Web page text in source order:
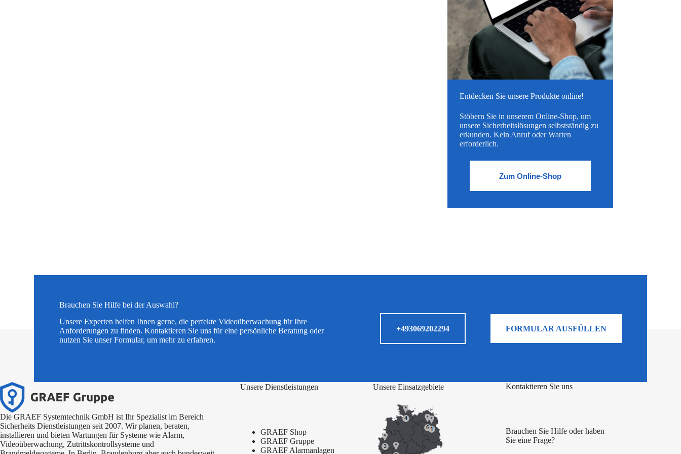
Entdecken Sie unsere Produkte online!
Stöbern Sie in unserem Online-Shop, um
unsere Sicherheitslösungen selbstständig zu
erkunden. Kein Anruf oder Warten
erforderlich.
Zum Online-Shop
Brauchen Sie Hilfe bei der Auswahl?
Unsere Experten helfen Ihnen gerne, die perfekte Videoüberwachung für Ihre
Anforderungen zu finden. Kontaktieren Sie uns für eine persönliche Beratung oder
nutzen Sie unser Formular, um mehr zu erfahren.
+493069202294 FORMULAR AUSFÜLLEN
Die GRAEF Systemtechnik GmbH ist Ihr Spezialist im Bereich
Sicherheits Dienstleistungen seit 2007. Wir planen, beraten,
installieren und bieten Wartungen für Systeme wie Alarm,
Videoüberwachung, Zutrittskontrollsysteme und
Unsere Dienstleistungen
GRAEF Shop
GRAEF Gruppe
GRAEF Alarmanlagen
Unsere Einsatzgebiete Kontaktieren Sie uns
Brauchen Sie Hilfe oder haben
Sie eine Frage?